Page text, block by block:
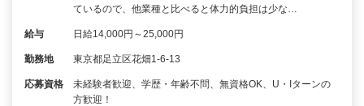
ているので、他業種と比べると体力的負担は少な…
給与 日給14,000円～25,000円
勤務地 東京都足立区花畑1-6-13
応募資格
未経験者歓迎、学歴・年齢不問、無資格OK、U・Iターンの
方歓迎！